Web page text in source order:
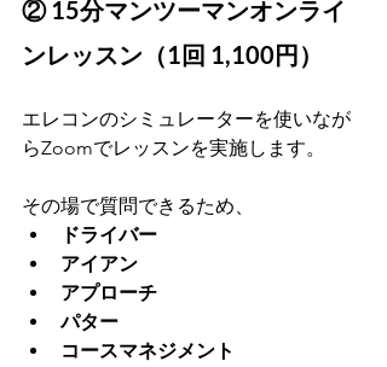
② 15分マンツーマンオンライ
ンレッスン（1回 1,100円）
エレコンのシミュレーターを使いなが
らZoomでレッスンを実施します。
その場で質問できるため、
ドライバー
アイアン
アプローチ
パター
コースマネジメント